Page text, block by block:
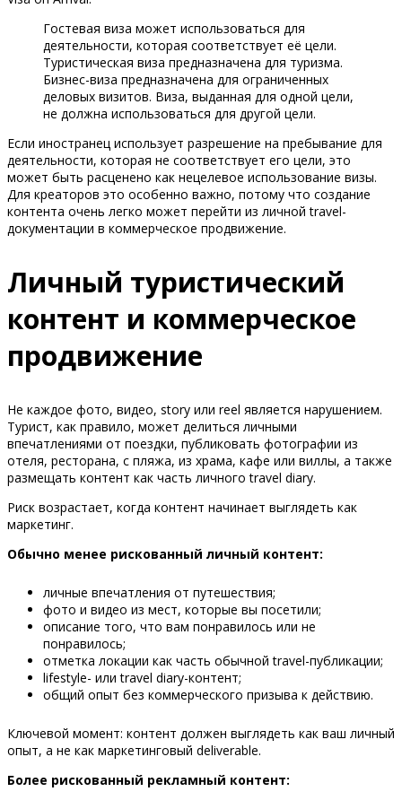
Гостевая виза может использоваться для
деятельности, которая соответствует её цели.
Туристическая виза предназначена для туризма.
Бизнес-виза предназначена для ограниченных
деловых визитов. Виза, выданная для одной цели,
не должна использоваться для другой цели.
Если иностранец использует разрешение на пребывание для
деятельности, которая не соответствует его цели, это
может быть расценено как нецелевое использование визы.
Для креаторов это особенно важно, потому что создание
контента очень легко может перейти из личной travel-
документации в коммерческое продвижение.
Личный туристический
контент и коммерческое
продвижение
Не каждое фото, видео, story или reel является нарушением.
Турист, как правило, может делиться личными
впечатлениями от поездки, публиковать фотографии из
отеля, ресторана, с пляжа, из храма, кафе или виллы, а также
размещать контент как часть личного travel diary.
Риск возрастает, когда контент начинает выглядеть как
маркетинг.
Обычно менее рискованный личный контент:
личные впечатления от путешествия;
фото и видео из мест, которые вы посетили;
описание того, что вам понравилось или не
понравилось;
отметка локации как часть обычной travel-публикации;
lifestyle- или travel diary-контент;
общий опыт без коммерческого призыва к действию.
Ключевой момент: контент должен выглядеть как ваш личный
опыт, а не как маркетинговый deliverable.
Более рискованный рекламный контент: